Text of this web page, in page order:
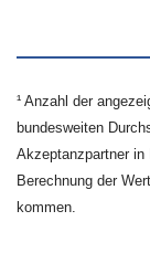
¹ Anzahl der
bundesweiten
Akzeptanzpartner
Berechnung der
kommen.